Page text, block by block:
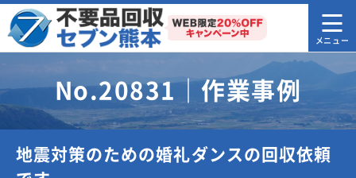
No.20831｜作業事例
地震対策のための婚礼ダンスの回収依頼